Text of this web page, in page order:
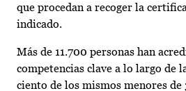
que procedan a recoger la
indicado.
Más de 11.700 personas han
competencias clave a lo largo de
ciento de los mismos menores de